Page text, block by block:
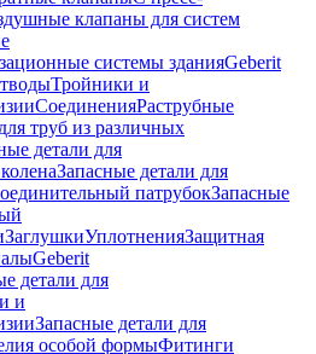
клапаны для систем
системы зданияGeberit
Тройники и
СоединенияРаструбные
труб из различных
детали для
Запасные детали для
патрубокЗапасные
ЗаглушкиУплотненияЗащитная
Geberit
детали для
и
Запасные детали для
особой формыФитинги